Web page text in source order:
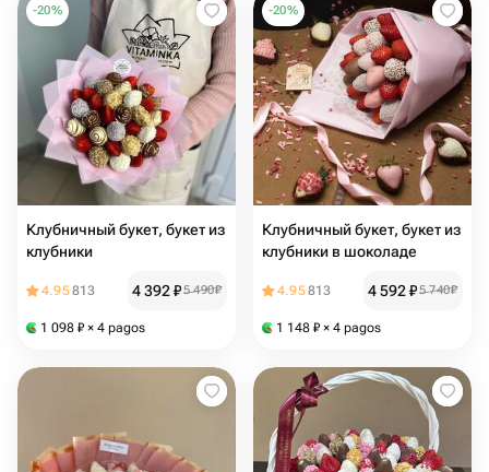
-20%
Клубничный букет, букет из
клубники
4.95813 4 392₽5 490₽
1 098 ₽ × 4 pagos
-20%
Клубничный букет, букет из
клубники в шоколаде
4.95813 4 592₽5 740₽
1 148 ₽ × 4 pagos